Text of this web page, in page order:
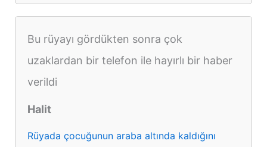
Bu rüyayı gördükten sonra çok
uzaklardan bir telefon ile hayırlı bir haber
verildi
Halit
Rüyada çocuğunun araba altında kaldığını